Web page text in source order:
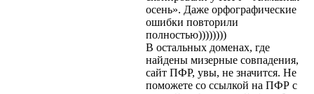
осень». Даже орфографические
ошибки повторили
полностью))))))))
В остальных доменах, где
найдены мизерные совпадения,
сайт ПФР, увы, не значится. Не
поможете со ссылкой на ПФР с